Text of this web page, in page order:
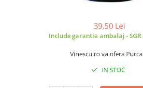
39,50 Lei
Include garantia ambalaj - SGR
Vinescu.ro va ofera
IN STOC